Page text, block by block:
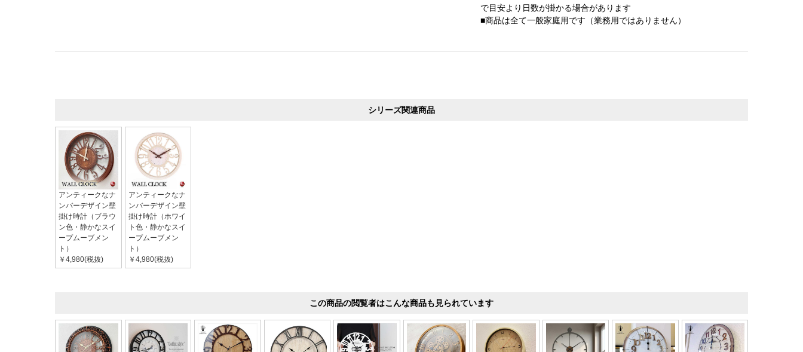
で目安より日数が掛かる場合があります
■商品は全て一般家庭用です（業務用ではありません）
シリーズ関連商品
アンティークなナ
ンバーデザイン壁
掛け時計（ブラウ
ン色・静かなスイ
ープムーブメン
ト）
￥4,980(税抜)
アンティークなナ
ンバーデザイン壁
掛け時計（ホワイ
ト色・静かなスイ
ープムーブメン
ト）
￥4,980(税抜)
この商品の閲覧者はこんな商品も見られています